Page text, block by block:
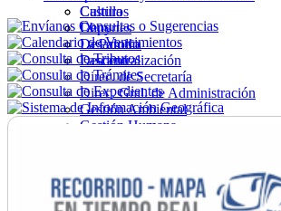
Cultura
Deportes
Desarrollo
Descentralización
Direc. de Secretaría
Direc. Gral. de Administración
Gestión Ambiental
Gestión Humana
Ordenamiento
Promoción Social
Salud
Castillos
Chuy
La Paloma
Lascano